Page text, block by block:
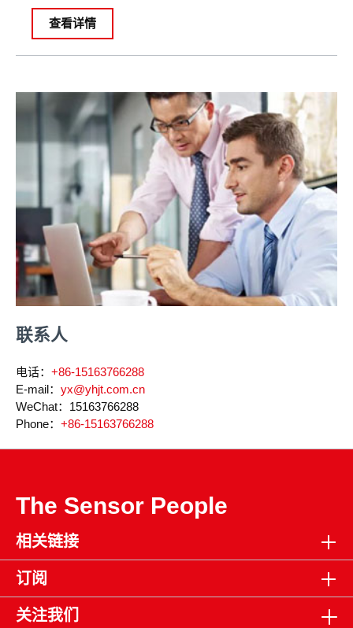
查看详情
联系人
电话： +86-15163766288
E-mail： yx@yhjt.com.cn
WeChat： 15163766288
Phone： +86-15163766288
The Sensor People
相关链接
订阅
关注我们